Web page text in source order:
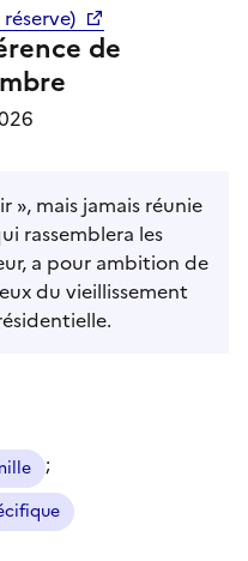
de
», mais jamais réunie
rassemblera les
a pour ambition de
du vieillissement
;